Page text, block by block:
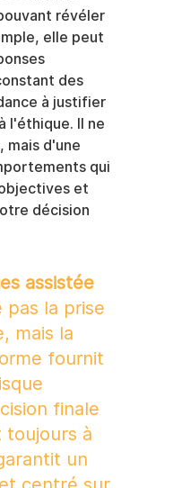
révéler
elle peut
des
à justifier
l'éthique. Il ne
mais d'une
qui
et
décision
assistée
la prise
mais la
fournit
finale
toujours à
un